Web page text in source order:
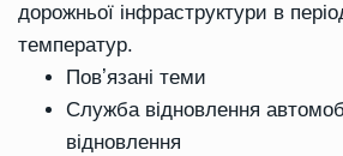
дорожньої інфраструктури в
температур.
Повʼязані теми
Служба відновлення
відновлення